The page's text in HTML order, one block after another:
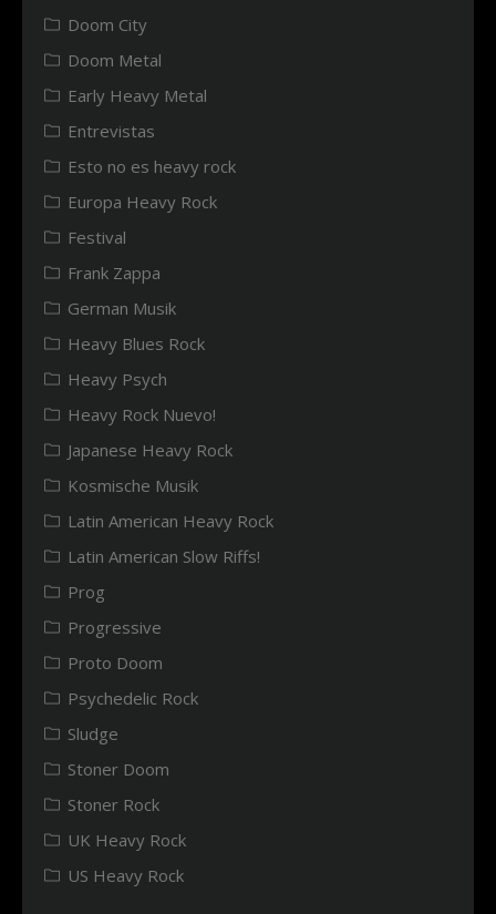
Doom City
Doom Metal
Early Heavy Metal
Entrevistas
Esto no es heavy rock
Europa Heavy Rock
Festival
Frank Zappa
German Musik
Heavy Blues Rock
Heavy Psych
Heavy Rock Nuevo!
Japanese Heavy Rock
Kosmische Musik
Latin American Heavy Rock
Latin American Slow Riffs!
Prog
Progressive
Proto Doom
Psychedelic Rock
Sludge
Stoner Doom
Stoner Rock
UK Heavy Rock
US Heavy Rock